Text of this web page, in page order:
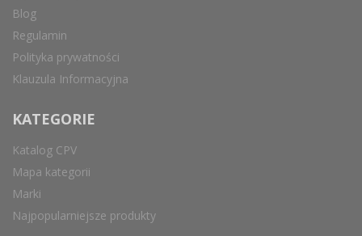
Blog
Regulamin
Polityka prywatności
Klauzula Informacyjna
KATEGORIE
Katalog CPV
Mapa kategorii
Marki
Najpopularniejsze produkty